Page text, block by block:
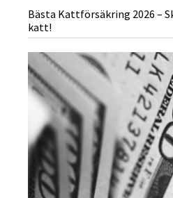
Bästa Kattförsäkring 2026 –
katt!